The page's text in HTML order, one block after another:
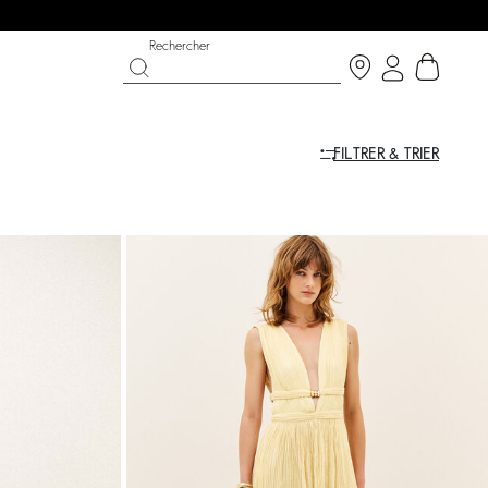
COLLECTION CÉRÉMONIE
bright side
Rechercher
FILTRER & TRIER